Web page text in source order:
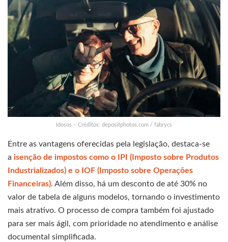
Idosos – Créditos: depositphotos.com / fabrycs
Entre as vantagens oferecidas pela legislação, destaca-se
a isenção de impostos como o IPI (Imposto sobre Produtos
Industrializados) e o IOF (Imposto sobre Operações
Financeiras). Além disso, há um desconto de até 30% no
valor de tabela de alguns modelos, tornando o investimento
mais atrativo. O processo de compra também foi ajustado
para ser mais ágil, com prioridade no atendimento e análise
documental simplificada.